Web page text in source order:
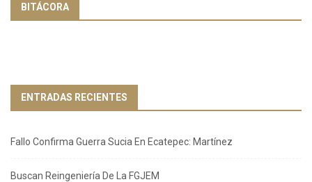
BITÁCORA
ENTRADAS RECIENTES
Fallo Confirma Guerra Sucia En Ecatepec: Martínez
Buscan Reingeniería De La FGJEM